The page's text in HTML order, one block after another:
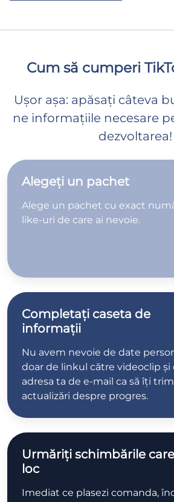
Cum să cumperi
Ușor așa: apăsați câteva
ne informațiile necesare
dezvoltarea!
Alegeți un pachet
Alege un pachet cu exact
like-uri de care ai nevoie.
Completați caseta de
informații
Nu avem nevoie de date
doar de linkul către videoclip și
adresa ta de e-mail ca să îți
actualizări despre progres.
Urmăriți schimbările
loc
Imediat ce plasezi comanda,